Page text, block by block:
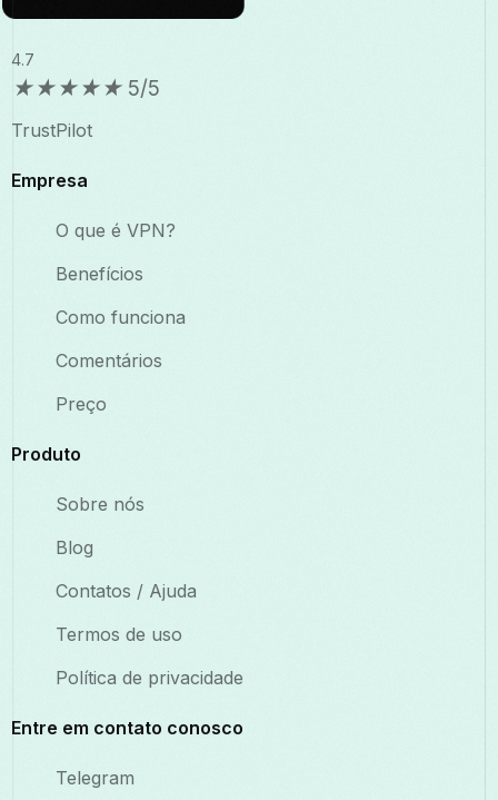
4.7
★★★★★ 5/5
TrustPilot
Empresa
O que é VPN?
Benefícios
Como funciona
Comentários
Preço
Produto
Sobre nós
Blog
Contatos / Ajuda
Termos de uso
Política de privacidade
Entre em contato conosco
Telegram